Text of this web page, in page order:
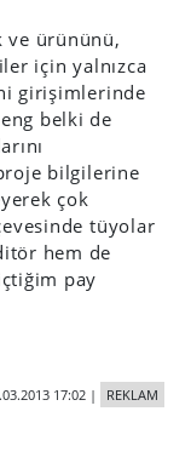
ve ürününü,
için yalnızca
girişimlerinde
belki de
bilgilerine
çok
tüyolar
hem de
pay
17:02| REKLAM